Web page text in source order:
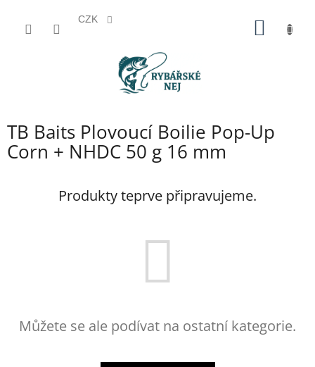
CZK
TB Baits Plovoucí Boilie Pop-Up
Corn + NHDC 50 g 16 mm
Produkty teprve připravujeme.
Můžete se ale podívat na ostatní kategorie.